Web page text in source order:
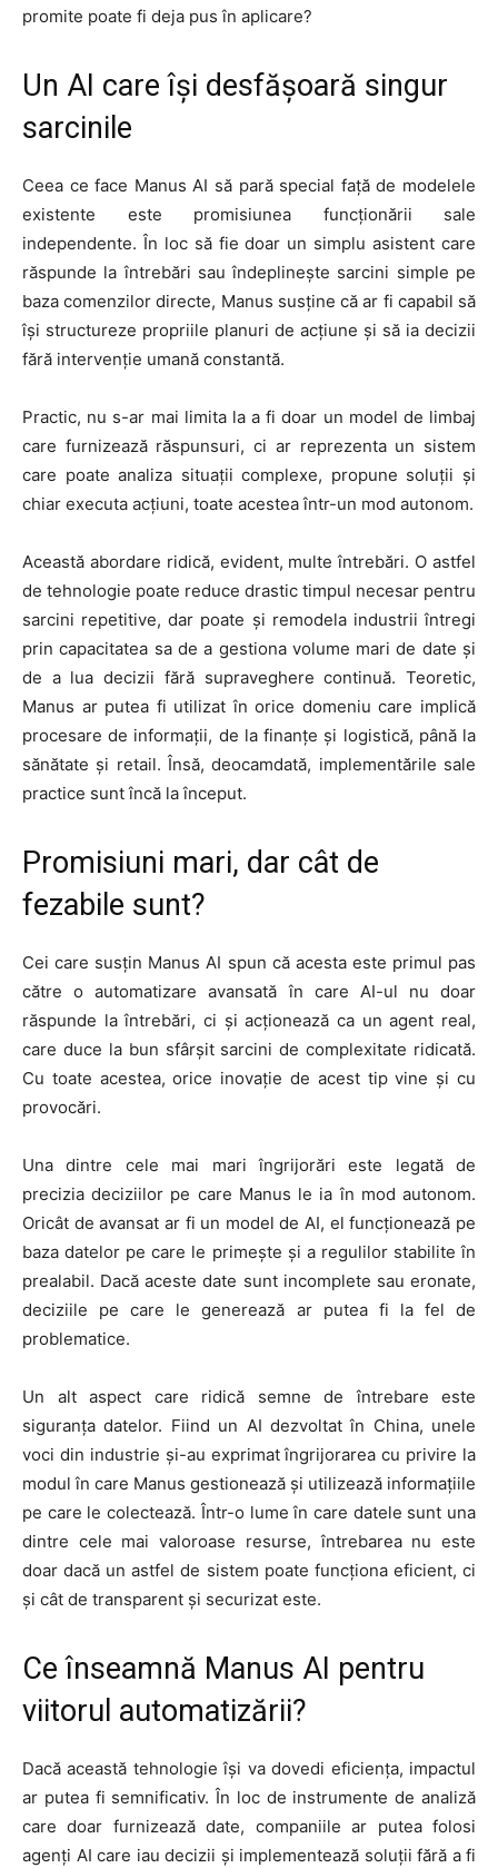
promite poate fi deja pus în aplicare?
Un AI care își desfășoară singur
sarcinile
Ceea ce face Manus AI să pară special față de modelele
existente este promisiunea funcționării sale
independente. În loc să fie doar un simplu asistent care
răspunde la întrebări sau îndeplinește sarcini simple pe
baza comenzilor directe, Manus susține că ar fi capabil să
își structureze propriile planuri de acțiune și să ia decizii
fără intervenție umană constantă.
Practic, nu s-ar mai limita la a fi doar un model de limbaj
care furnizează răspunsuri, ci ar reprezenta un sistem
care poate analiza situații complexe, propune soluții și
chiar executa acțiuni, toate acestea într-un mod autonom.
Această abordare ridică, evident, multe întrebări. O astfel
de tehnologie poate reduce drastic timpul necesar pentru
sarcini repetitive, dar poate și remodela industrii întregi
prin capacitatea sa de a gestiona volume mari de date și
de a lua decizii fără supraveghere continuă. Teoretic,
Manus ar putea fi utilizat în orice domeniu care implică
procesare de informații, de la finanțe și logistică, până la
sănătate și retail. Însă, deocamdată, implementările sale
practice sunt încă la început.
Promisiuni mari, dar cât de
fezabile sunt?
Cei care susțin Manus AI spun că acesta este primul pas
către o automatizare avansată în care AI-ul nu doar
răspunde la întrebări, ci și acționează ca un agent real,
care duce la bun sfârșit sarcini de complexitate ridicată.
Cu toate acestea, orice inovație de acest tip vine și cu
provocări.
Una dintre cele mai mari îngrijorări este legată de
precizia deciziilor pe care Manus le ia în mod autonom.
Oricât de avansat ar fi un model de AI, el funcționează pe
baza datelor pe care le primește și a regulilor stabilite în
prealabil. Dacă aceste date sunt incomplete sau eronate,
deciziile pe care le generează ar putea fi la fel de
problematice.
Un alt aspect care ridică semne de întrebare este
siguranța datelor. Fiind un AI dezvoltat în China, unele
voci din industrie și-au exprimat îngrijorarea cu privire la
modul în care Manus gestionează și utilizează informațiile
pe care le colectează. Într-o lume în care datele sunt una
dintre cele mai valoroase resurse, întrebarea nu este
doar dacă un astfel de sistem poate funcționa eficient, ci
și cât de transparent și securizat este.
Ce înseamnă Manus AI pentru
viitorul automatizării?
Dacă această tehnologie își va dovedi eficiența, impactul
ar putea fi semnificativ. În loc de instrumente de analiză
care doar furnizează date, companiile ar putea folosi
agenți AI care iau decizii și implementează soluții fără a fi